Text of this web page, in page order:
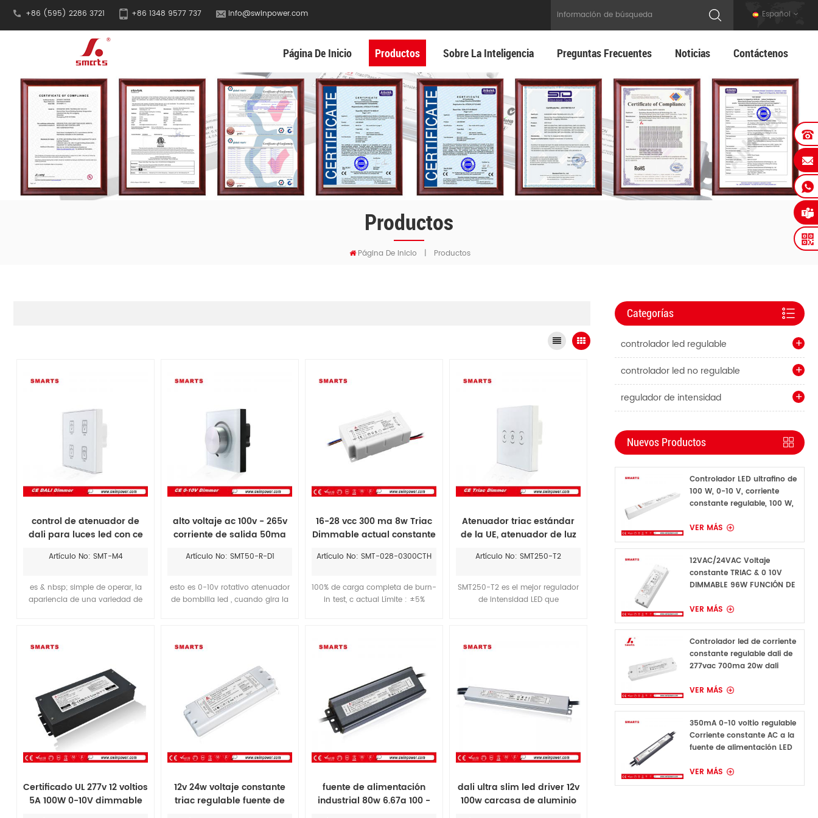
+86 (595) 2286 3721 +86 1348 9577 737 info@swinpower.com Español
Página De Inicio Productos Sobre La Inteligencia Preguntas Frecuentes Noticias Contáctenos
Productos
Página De Inicio | Productos
Categorías
controlador led regulable
controlador led no regulable
regulador de intensidad
Nuevos Productos
Controlador LED ultrafino de
100 W, 0-10 V, corriente
constante regulable, 100 W,
VER MÁS
12VAC/24VAC Voltaje
constante TRIAC & 0 10V
DIMMABLE 96W FUNCIÓN DE
CONDURA
VER MÁS
Controlador led de corriente
constante regulable dali de
277vac 700ma 20w dali
VER MÁS
350mA 0-10 voltio regulable
Corriente constante AC a la
fuente de alimentación LED
VER MÁS
control de atenuador de
dali para luces led con ce
Artículo No: SMT-M4
es & nbsp; simple de operar, la
apariencia de una variedad de
alto voltaje ac 100v - 265v
corriente de salida 50ma
montaje en pared dimmer
Artículo No: SMT50-R-D1
esto es 0-10v rotativo atenuador
de bombilla led , cuando gira la
16-28 vcc 300 ma 8w Triac
Dimmable actual constante
la luz del led
Artículo No: SMT-028-0300CTH
100% de carga completa de burn-
in test, c actual Límite : ±5%
atenuación .cumplir con el
este controlador de led son
viables para la lámpara del led,
luces de techo, etc.....
Atenuador triac estándar
de la UE, atenuador de luz
atenuación de pared de
Artículo No: SMT250-T2
SMT250-T2 es el mejor regulador
de intensidad LED que
Certificado UL 277v 12 voltios
5A 100W 0-10V dimmable
12v 24w voltaje constante
triac regulable fuente de
fuente de alimentación
industrial 80w 6.67a 100 -
dali ultra slim led driver 12v
100w carcasa de aluminio